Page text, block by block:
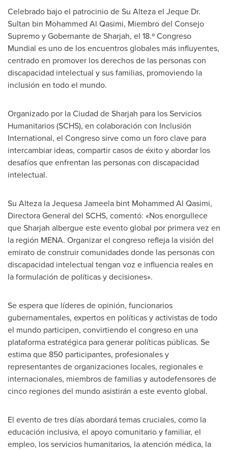
Celebrado bajo el patrocinio deSu Altezael Jeque Dr.
Sultan bin Mohammed Al Qasimi, Miembro del Consejo
Supremo y Gobernante deSharjah, el 18.º Congreso
Mundial es uno de los encuentros globales más influyentes,
centrado en promover los derechos de las personas con
discapacidad intelectual y sus familias, promoviendo la
inclusión en todo el mundo.
Organizado por la Ciudad deSharjah para los Servicios
Humanitarios (SCHS), en colaboración con Inclusión
International, el Congreso sirve como un foro clave para
intercambiar ideas, compartir casos de éxito y abordar los
desafíos que enfrentan las personas con discapacidad
intelectual.
Su Alteza la Jequesa Jameela bint Mohammed Al Qasimi,
Directora General del SCHS, comentó: «Nos enorgullece
queSharjah albergue este evento global por primera vez en
la región MENA. Organizar el congreso refleja la visión del
emirato de construir comunidades donde las personas con
discapacidad intelectual tengan voz e influencia reales en
la formulación de políticas y decisiones».
Se espera que líderes de opinión, funcionarios
gubernamentales, expertos en políticas y activistas de todo
el mundo participen, convirtiendo el congreso en una
plataforma estratégica para generar políticas públicas. Se
estima que 850 participantes, profesionales y
representantes de organizaciones locales, regionales e
internacionales, miembros de familias y autodefensores de
cinco regiones del mundo asistirán a este evento global.
El evento de tres días abordará temas cruciales, como la
educación inclusiva, el apoyo comunitario y familiar, el
empleo, los servicios humanitarios, la atención médica, la